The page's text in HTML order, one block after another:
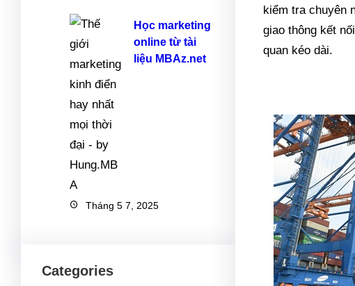
Học marketing
online từ tài
liệu MBAz.net
Tháng 5 7, 2025
Categories
kiểm tra chuyên
giao thông kết
quan kéo dài.